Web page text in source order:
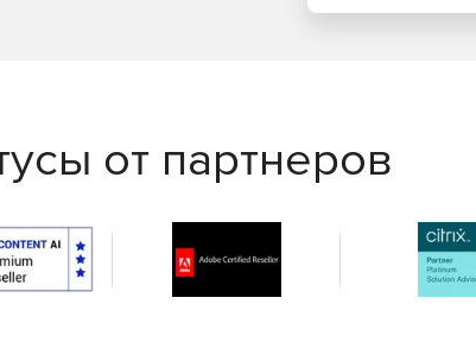
от партнеров